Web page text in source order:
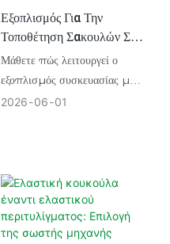
Εξοπλισμός Για Την
Τοποθέτηση Σακουλών Σε
Ανοιχτό Στόμα: Πώς
Λειτουργεί Και Πώς Να
Επιλέξετε
Μάθετε πώς λειτουργεί ο
εξοπλισμός συσκευασίας με
ανοιχτό στόμιο, τον πλήρη
κατάλληλο μηχάνημα για το
προϊόν και την
παραγωγικότητά σας.
2026 06 01